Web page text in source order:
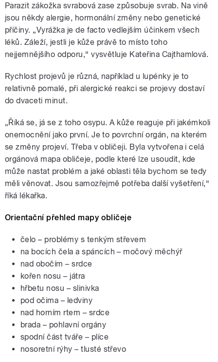
Parazit zákožka svrabová zase způsobuje svrab. Na vině
jsou někdy alergie, hormonální změny nebo genetické
příčiny. „Vyrážka je de facto vedlejším účinkem všech
léků. Záleží, jestli je kůže právě to místo toho
nejjemnějšího odporu,“ vysvětluje Kateřina Cajthamlová.
Rychlost projevů je různá, například u lupénky je to
relativně pomalé, při alergické reakci se projevy dostaví
do dvaceti minut.
„Říká se, já se z toho osypu. A kůže reaguje při jakémkoli
onemocnění jako první. Je to povrchní orgán, na kterém
se změny projeví. Třeba v obličeji. Byla vytvořena i celá
orgánová mapa obličeje, podle které lze usoudit, kde
může nastat problém a jaké oblasti těla bychom se tedy
měli věnovat. Jsou samozřejmě potřeba další vyšetření,“
říká lékařka.
Orientační přehled mapy obličeje
čelo – problémy s tenkým střevem
na bocích čela a spáncích – močový měchýř
nad obočím – srdce
kořen nosu – játra
hřbetu nosu – slinivka
pod očima – ledviny
nad horním rtem – srdce
brada – pohlavní orgány
spodní část tváře – plíce
nosoretní rýhy – tlusté střevo